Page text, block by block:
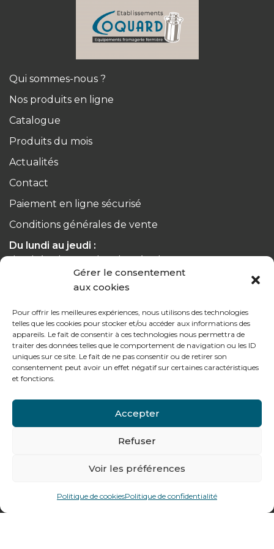
Gérer le consentement
aux cookies
Pour offrir les meilleures expériences, nous utilisons des technologies
telles que les cookies pour stocker et/ou accéder aux informations des
appareils. Le fait de consentir à ces technologies nous permettra de
traiter des données telles que le comportement de navigation ou les ID
uniques sur ce site. Le fait de ne pas consentir ou de retirer son
consentement peut avoir un effet négatif sur certaines caractéristiques
et fonctions.
Accepter
Refuser
Voir les préférences
Politique de cookiesPolitique de confidentialité
Qui sommes-nous ?
Nos produits en ligne
Catalogue
Produits du mois
Actualités
Contact
Paiement en ligne sécurisé
Conditions générales de vente
Du lundi au jeudi :
de 8h à 12h30 et de 13h30 à 17h20
Le vendredi :
Notre gamme pour les particuliers
Tél : + 33 (0)4 74 62 81 44
478 rue Alexandre Richetta